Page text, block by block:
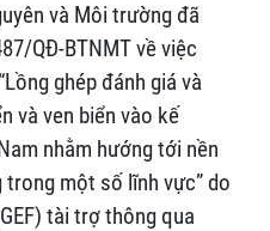
và Môi trường đã
QĐ-BTNMT về việc
ghép đánh giá và
và ven biển vào kế
nhằm hướng tới nền
trong một số lĩnh vực” do
tài trợ thông qua